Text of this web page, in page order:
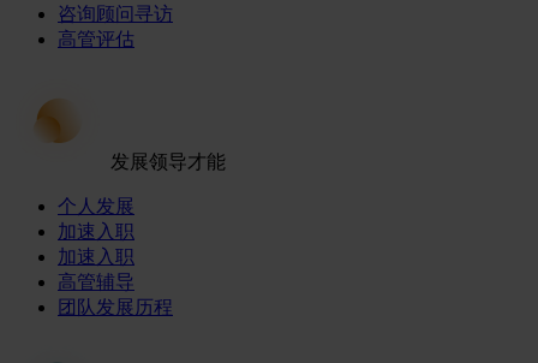
咨询顾问寻访
高管评估
发展领导才能
个人发展
加速入职
加速入职
高管辅导
团队发展历程